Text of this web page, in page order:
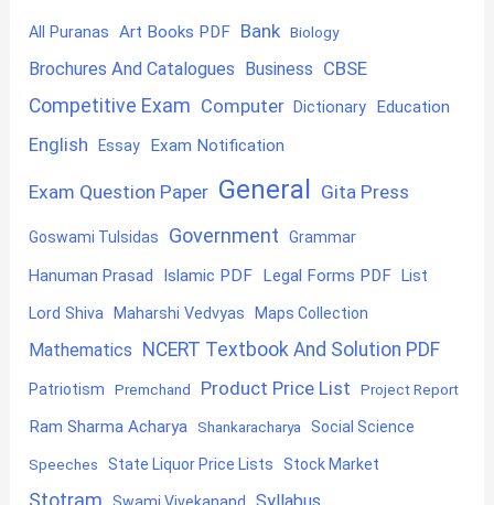
All Puranas Art Books PDF Bank Biology
Brochures And Catalogues Business CBSE
Competitive Exam Computer Dictionary Education
English Essay Exam Notification
Exam Question Paper General Gita Press
Goswami Tulsidas Government Grammar
Hanuman Prasad Islamic PDF Legal Forms PDF List
Lord Shiva Maharshi Vedvyas Maps Collection
Mathematics NCERT Textbook And Solution PDF
Patriotism Premchand Product Price List Project Report
Ram Sharma Acharya Shankaracharya Social Science
Speeches State Liquor Price Lists Stock Market